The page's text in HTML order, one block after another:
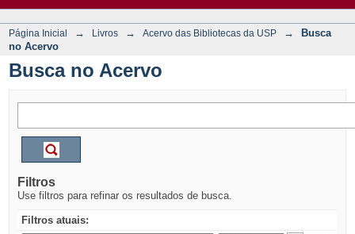
Página Inicial → Livros → Acervo das Bibliotecas da USP →
Busca
no Acervo
Busca no Acervo
Filtros
Use filtros para refinar os resultados de busca.
Filtros atuais: